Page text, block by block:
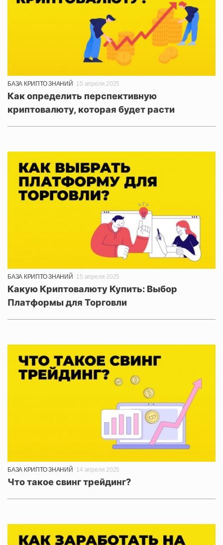
БАЗА КРИПТО ЗНАНИЙ 15 апреля 2025
Как определить перспективную
криптовалюту, которая будет расти
БАЗА КРИПТО ЗНАНИЙ 15 апреля 2025
Какую Криптовалюту Купить: Выбор
Платформы для Торговли
БАЗА КРИПТО ЗНАНИЙ 14 апреля 2025
Что такое свинг трейдинг?